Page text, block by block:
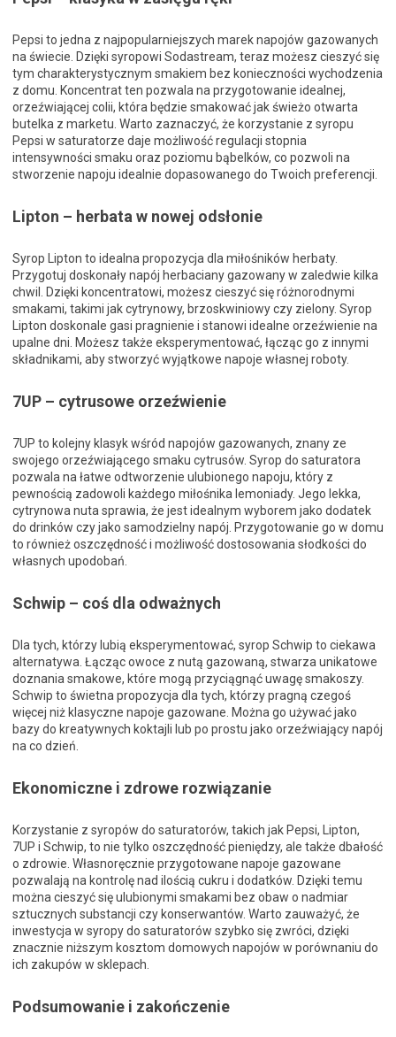
Pepsi to jedna z najpopularniejszych marek napojów gazowanych
na świecie. Dzięki syropowi Sodastream, teraz możesz cieszyć się
tym charakterystycznym smakiem bez konieczności wychodzenia
z domu. Koncentrat ten pozwala na przygotowanie idealnej,
orzeźwiającej colii, która będzie smakować jak świeżo otwarta
butelka z marketu. Warto zaznaczyć, że korzystanie z syropu
Pepsi w saturatorze daje możliwość regulacji stopnia
intensywności smaku oraz poziomu bąbelków, co pozwoli na
stworzenie napoju idealnie dopasowanego do Twoich preferencji.
Lipton – herbata w nowej odsłonie
Syrop Lipton to idealna propozycja dla miłośników herbaty.
Przygotuj doskonały napój herbaciany gazowany w zaledwie kilka
chwil. Dzięki koncentratowi, możesz cieszyć się różnorodnymi
smakami, takimi jak cytrynowy, brzoskwiniowy czy zielony. Syrop
Lipton doskonale gasi pragnienie i stanowi idealne orzeźwienie na
upalne dni. Możesz także eksperymentować, łącząc go z innymi
składnikami, aby stworzyć wyjątkowe napoje własnej roboty.
7UP – cytrusowe orzeźwienie
7UP to kolejny klasyk wśród napojów gazowanych, znany ze
swojego orzeźwiającego smaku cytrusów. Syrop do saturatora
pozwala na łatwe odtworzenie ulubionego napoju, który z
pewnością zadowoli każdego miłośnika lemoniady. Jego lekka,
cytrynowa nuta sprawia, że jest idealnym wyborem jako dodatek
do drinków czy jako samodzielny napój. Przygotowanie go w domu
to również oszczędność i możliwość dostosowania słodkości do
własnych upodobań.
Schwip – coś dla odważnych
Dla tych, którzy lubią eksperymentować, syrop Schwip to ciekawa
alternatywa. Łącząc owoce z nutą gazowaną, stwarza unikatowe
doznania smakowe, które mogą przyciągnąć uwagę smakoszy.
Schwip to świetna propozycja dla tych, którzy pragną czegoś
więcej niż klasyczne napoje gazowane. Można go używać jako
bazy do kreatywnych koktajli lub po prostu jako orzeźwiający napój
na co dzień.
Ekonomiczne i zdrowe rozwiązanie
Korzystanie z syropów do saturatorów, takich jak Pepsi, Lipton,
7UP i Schwip, to nie tylko oszczędność pieniędzy, ale także dbałość
o zdrowie. Własnoręcznie przygotowane napoje gazowane
pozwalają na kontrolę nad ilością cukru i dodatków. Dzięki temu
można cieszyć się ulubionymi smakami bez obaw o nadmiar
sztucznych substancji czy konserwantów. Warto zauważyć, że
inwestycja w syropy do saturatorów szybko się zwróci, dzięki
znacznie niższym kosztom domowych napojów w porównaniu do
ich zakupów w sklepach.
Podsumowanie i zakończenie